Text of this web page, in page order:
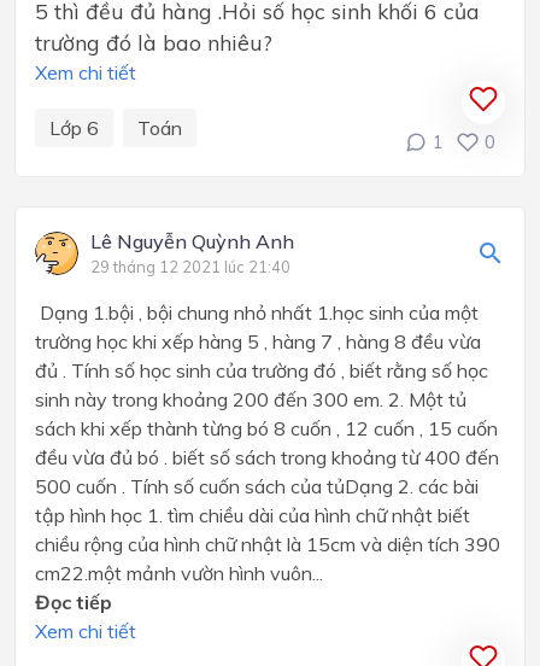
5 thì đều đủ hàng .Hỏi số học sinh khối 6 của
trường đó là bao nhiêu?
Xem chi tiết
Lớp 6 Toán
1 0
Lê Nguyễn Quỳnh Anh
29 tháng 12 2021 lúc 21:40
Dạng 1.bội , bội chung nhỏ nhất 1.học sinh của một
trường học khi xếp hàng 5 , hàng 7 , hàng 8 đều vừa
đủ . Tính số học sinh của trường đó , biết rằng số học
sinh này trong khoảng 200 đến 300 em. 2. Một tủ
sách khi xếp thành từng bó 8 cuốn , 12 cuốn , 15 cuốn
đều vừa đủ bó . biết số sách trong khoảng từ 400 đến
500 cuốn . Tính số cuốn sách của tủDạng 2. các bài
tập hình học 1. tìm chiều dài của hình chữ nhật biết
chiều rộng của hình chữ nhật là 15cm và diện tích 390
cm22.một mảnh vườn hình vuôn...
Đọc tiếp
Xem chi tiết